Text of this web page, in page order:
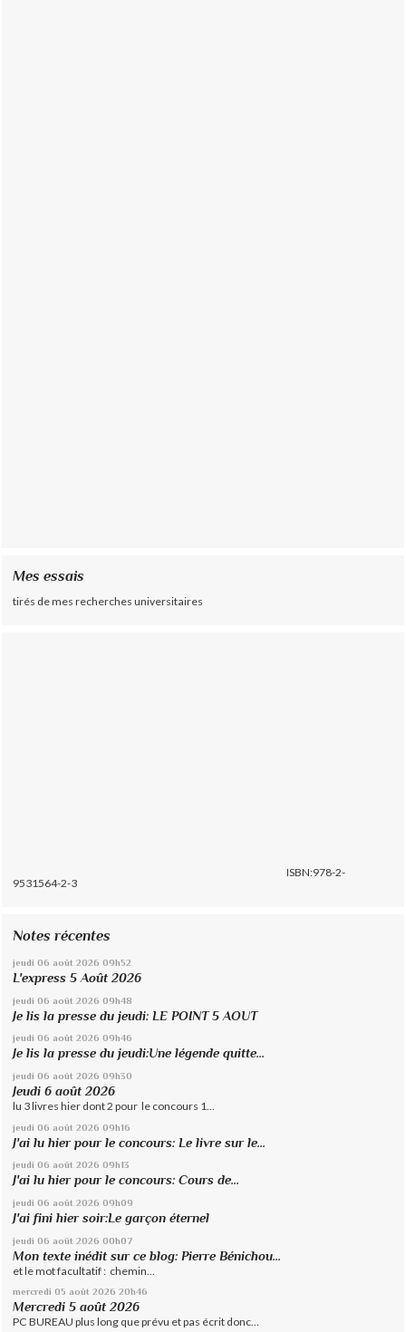
Mes essais
tirés de mes recherches universitaires
ISBN:978-2-
9531564-2-3
Notes récentes
jeudi 06 août 2026 09h52
L'express 5 Août 2026
jeudi 06 août 2026 09h48
Je lis la presse du jeudi: LE POINT 5 AOUT
jeudi 06 août 2026 09h46
Je lis la presse du jeudi:Une légende quitte...
jeudi 06 août 2026 09h30
Jeudi 6 août 2026
lu 3 livres hier dont 2 pour le concours 1...
jeudi 06 août 2026 09h16
J'ai lu hier pour le concours: Le livre sur le...
jeudi 06 août 2026 09h13
J'ai lu hier pour le concours: Cours de...
jeudi 06 août 2026 09h09
J'ai fini hier soir:Le garçon éternel
jeudi 06 août 2026 00h07
Mon texte inédit sur ce blog: Pierre Bénichou...
et le mot facultatif : chemin...
mercredi 05 août 2026 20h46
Mercredi 5 août 2026
PC BUREAU plus long que prévu et pas écrit donc...